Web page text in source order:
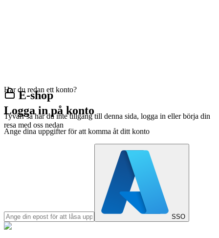
E-shop
Tyvärr så har du inte tillgång till denna sida, logga in eller börja din
resa med oss nedan
Har du redan ett konto?
Logga in på konto
Ange dina uppgifter för att komma åt ditt konto
SSO